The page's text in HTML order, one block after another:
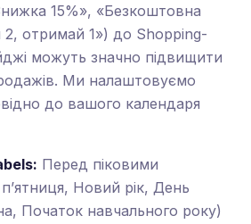
15%», «Безкоштовна
2, отримай 1») до Shopping-
можуть значно підвищити
Ми налаштовуємо
до вашого календаря
Перед піковими
Новий рік, День
Початок навчального року)